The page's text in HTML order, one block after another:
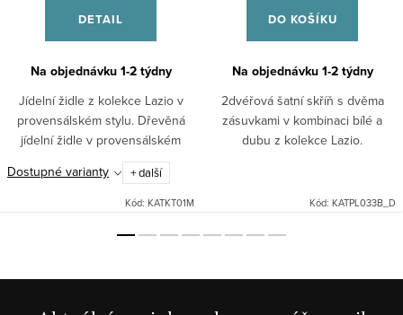
DETAIL
Na objednávku 1-2 týdny
Jídelní židle z kolekce Lazio v
provensálském stylu. Dřevěná
jídelní židle v provensálském
stylu v bílé barvě s čalouněným
sedákem se vyznačuje díky
bukovému dřevu velkou...
Dostupné varianty + další
Kód: KATKT01M
DO KOŠÍKU
Na objednávku 1-2 týdny
2dvéřová šatní skříň s dvěma
zásuvkami v kombinaci bílé a
dubu z kolekce Lazio.
policemi a dvěma prostronými...
Kód: KATPL033B_D